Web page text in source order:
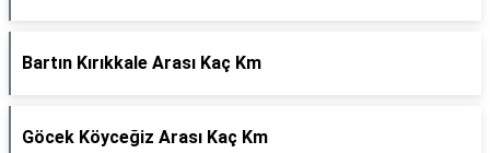
Bartın Kırıkkale Arası Kaç Km
Göcek Köyceğiz Arası Kaç Km